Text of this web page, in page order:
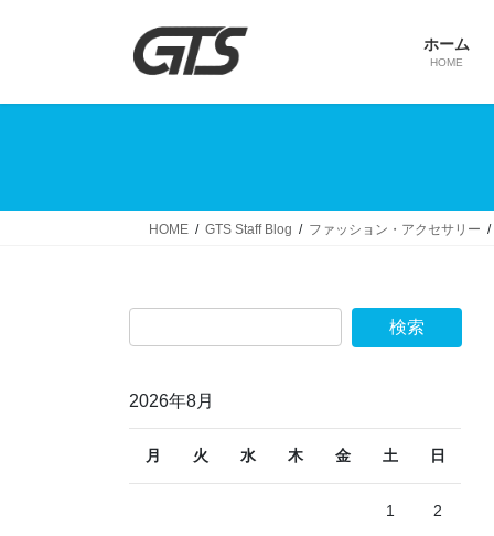
ホーム
HOME
HOME GTS Staff Blog ファッション・アクセサリー
2026年8月
月 火 水 木 金 土 日
1 2